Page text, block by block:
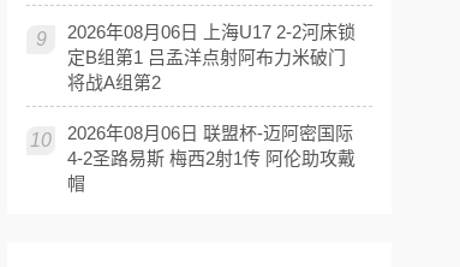
9
2026年08月06日 上海U17 2-2河床锁
定B组第1 吕孟洋点射阿布力米破门
将战A组第2
10
2026年08月06日 联盟杯-迈阿密国际
4-2圣路易斯 梅西2射1传 阿伦助攻戴
帽